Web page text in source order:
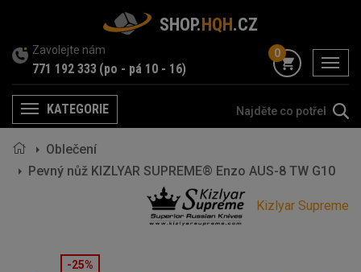
SHOP.HQH.CZ
Zavolejte nám
771 192 333 (po - pá 10 - 16) menu
0
MenuKATEGORIE
Oblečení
Pevný nůž KIZLYAR SUPREME® Enzo AUS-8 TW G10
Kizlyar Supreme
-25%